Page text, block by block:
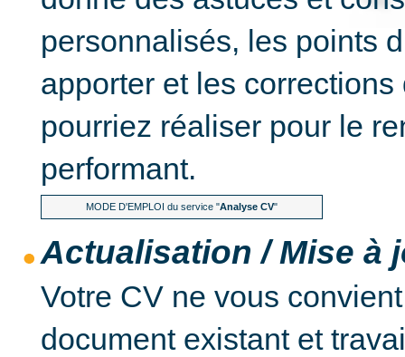
personnalisés, les points
apporter et les corrections
pourriez réaliser pour le
performant.
MODE D'EMPLOI du service "Analyse CV"
Actualisation / Mise à
Votre CV ne vous
document existant et